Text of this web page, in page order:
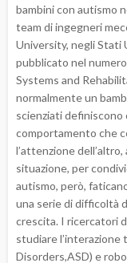
bambini con autismo
team di ingegneri
University, negli Stati
pubblicato nel
Systems and
normalmente un
scienziati definiscono
comportamento che
l’attenzione
situazione, per
autismo, però,
una serie di difficoltà
crescita. I ricercatori
studiare
Disorders,ASD) e